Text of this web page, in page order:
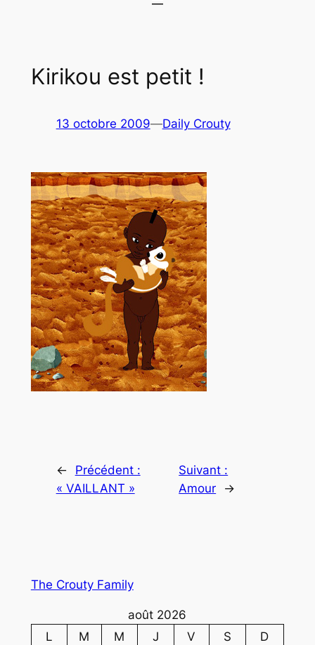
Kirikou est petit !
13 octobre 2009—Daily Crouty
←
Précédent :
« VAILLANT »
Suivant :
Amour
→
The Crouty Family
août 2026
L
M M J V S
D